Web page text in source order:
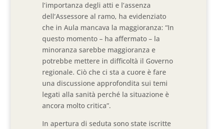
l’importanza degli atti e l’assenza
dell’Assessore al ramo, ha evidenziato
che in Aula mancava la maggioranza: “In
questo momento – ha affermato – la
minoranza sarebbe maggioranza e
potrebbe mettere in difficoltà il Governo
regionale. Ciò che ci sta a cuore è fare
una discussione approfondita sui temi
legati alla sanità perché la situazione è
ancora molto critica”.
In apertura di seduta sono state iscritte